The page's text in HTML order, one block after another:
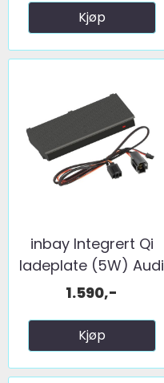
Kjøp
inbay Integrert Qi
ladeplate (5W) Audi
...
1.590,-
Kjøp